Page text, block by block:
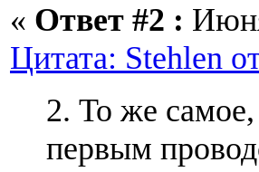
« Ответ #2 :
Цитата: Stehlen
2. То же
первым